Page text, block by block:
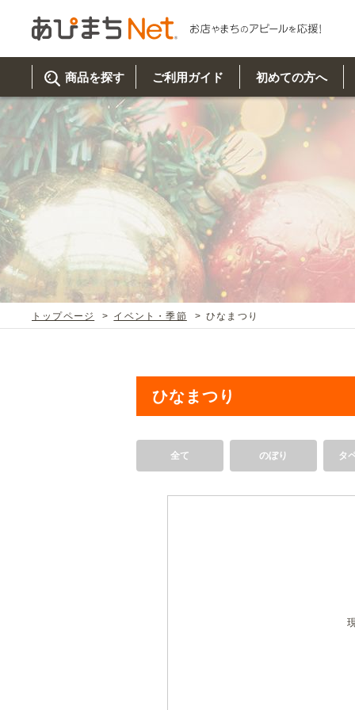
商品を探す
チュクミ 韓国グルメ
イベ
カル
ご利用ガイド
取り
初めての方へ
トップページ イベント・季節 ひなまつり
ひなまつり
全て のぼり タ